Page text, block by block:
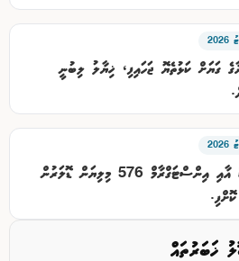
ގަޔަށް ކަޅުތެޔޮ ޖަހައިފި، ޚިޔާލު ލިބުނީ
ފޭސްބުކް އާއި އިންސްޓަގްރާމް 576 މިލިޔަން ޑޮލަރުން
ޚަބަރުތައް